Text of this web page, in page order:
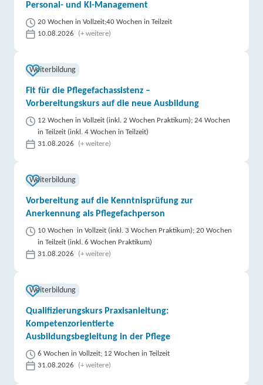
Personal- und KI-Management
20 Wochen in Vollzeit;40 Wochen in Teilzeit
10.08.2026
(+ weitere)
Weiterbildung
Fit für die Pflegefachassistenz –
Vorbereitungskurs auf die neue Ausbildung
12 Wochen in Vollzeit (inkl. 2 Wochen Praktikum); 24 Wochen
in Teilzeit (inkl. 4 Wochen in Teilzeit)
31.08.2026
(+ weitere)
Weiterbildung
Vorbereitung auf die Kenntnisprüfung zur
Anerkennung als Pflegefachperson
10 Wochen in Vollzeit (inkl. 3 Wochen Praktikum); 20 Wochen
in Teilzeit (inkl. 6 Wochen Praktikum)
31.08.2026
(+ weitere)
Weiterbildung
Qualifizierungskurs Praxisanleitung:
Kompetenzorientierte
Ausbildungsbegleitung in der Pflege
6 Wochen in Vollzeit; 12 Wochen in Teilzeit
31.08.2026
(+ weitere)